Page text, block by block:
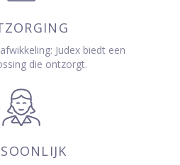
Judex biedt een
die ontzorgt.